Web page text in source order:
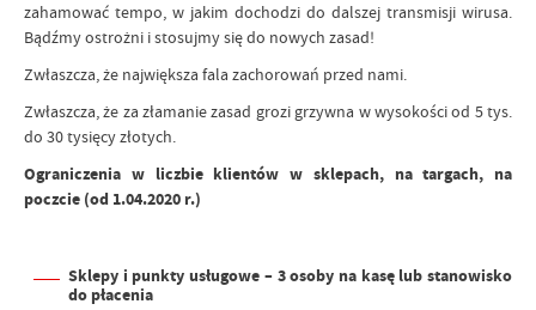
zahamować tempo, w jakim dochodzi do dalszej transmisji wirusa.
Bądźmy ostrożni i stosujmy się do nowych zasad!
Zwłaszcza, że największa fala zachorowań przed nami.
Zwłaszcza, że za złamanie zasad grozi grzywna w wysokości od 5 tys.
do 30 tysięcy złotych.
Ograniczenia w liczbie klientów w sklepach, na targach, na
poczcie (od 1.04.2020 r.)
Sklepy i punkty usługowe – 3 osoby na kasę lub stanowisko
do płacenia